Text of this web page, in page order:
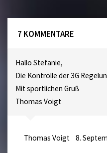
7 KOMMENTARE
Hallo Stefanie,
Die Kontrolle der 3G
Mit sportlichen Gruß
Thomas Voigt
Thomas Voigt 8.